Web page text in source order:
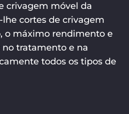
crivagem móvel da
lhe cortes de crivagem
o máximo rendimento e
tratamento e na
todos os tipos de